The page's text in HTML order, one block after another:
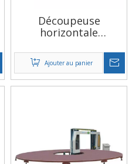
Découpeuse
horizontale
mousse de
polyuréthane rigide
en PU dur
Ajouter au panier